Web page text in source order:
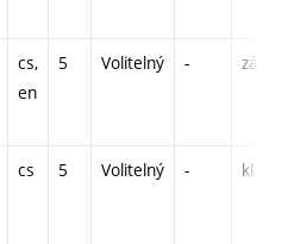
cs,
en
5 Volitelný - zá,zk
cs 5 Volitelný - kl